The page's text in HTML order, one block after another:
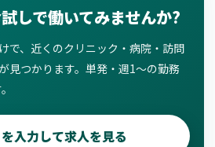
しで働いてみませんか?
で、近くのクリニック・病院・訪問
見つかります。単発・週1〜の勤務
入力して求人を見る